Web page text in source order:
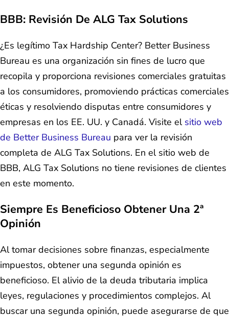
BBB: Revisión De ALG Tax Solutions
¿Es legítimo Tax Hardship Center? Better Business
Bureau es una organización sin fines de lucro que
recopila y proporciona revisiones comerciales gratuitas
a los consumidores, promoviendo prácticas comerciales
éticas y resolviendo disputas entre consumidores y
empresas en los EE. UU. y Canadá. Visite el sitio web
de Better Business Bureau para ver la revisión
completa de ALG Tax Solutions. En el sitio web de
BBB, ALG Tax Solutions no tiene revisiones de clientes
en este momento.
Siempre Es Beneficioso Obtener Una 2ª
Opinión
Al tomar decisiones sobre finanzas, especialmente
impuestos, obtener una segunda opinión es
beneficioso. El alivio de la deuda tributaria implica
leyes, regulaciones y procedimientos complejos. Al
buscar una segunda opinión, puede asegurarse de que